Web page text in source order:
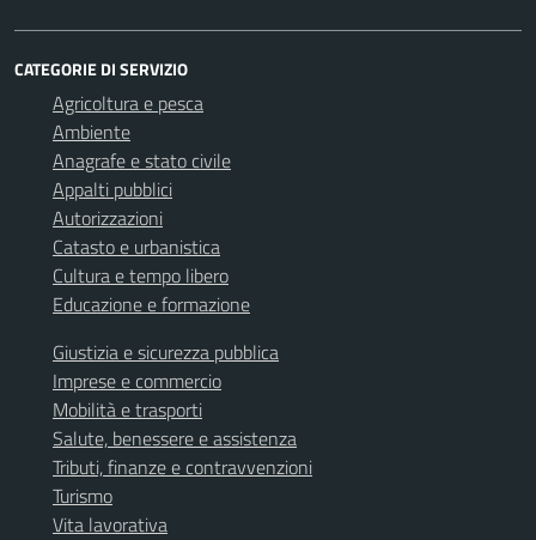
CATEGORIE DI SERVIZIO
Agricoltura e pesca
Ambiente
Anagrafe e stato civile
Appalti pubblici
Autorizzazioni
Catasto e urbanistica
Cultura e tempo libero
Educazione e formazione
Giustizia e sicurezza pubblica
Imprese e commercio
Mobilità e trasporti
Salute, benessere e assistenza
Tributi, finanze e contravvenzioni
Turismo
Vita lavorativa